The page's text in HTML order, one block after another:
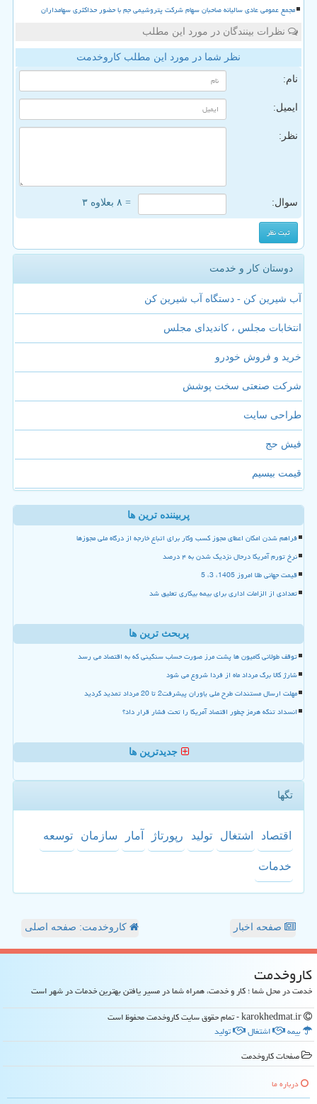
مجمع عمومی عادی سالیانه صاحبان سهام شرکت پتروشیمی جم با حضور حداکثری سهامداران
نظرات بینندگان در مورد این مطلب
نظر شما در مورد این مطلب کاروخدمت
نام:
ایمیل:
نظر:
سوال: = ۸ بعلاوه ۳
دوستان کار و خدمت
آب شیرین کن - دستگاه آب شیرین کن
انتخابات مجلس ، کاندیدای مجلس
خرید و فروش خودرو
شرکت صنعتی سخت پوشش
طراحی سایت
فیش حج
قیمت بیسیم
پربیننده ترین ها
فراهم شدن امکان اعطای مجوز کسب وکار برای اتباع خارجه از درگاه ملی مجوزها
نرخ تورم آمریکا درحال نزدیک شدن به ۴ درصد
قیمت جهانی طلا امروز 1405، 3، 5
تعدادی از الزامات اداری برای بیمه بیکاری تعلیق شد
پربحث ترین ها
توقف طولانی کامیون ها پشت مرز صورت حساب سنگینی که به اقتصاد می رسد
شارژ کالا برگ مرداد ماه از فردا شروع می شود
مهلت ارسال مستندات طرح ملی یاوران پیشرفت2 تا 20 مرداد تمدید گردید
انسداد تنگه هرمز چطور اقتصاد آمریکا را تحت فشار قرار داد؟
جدیدترین ها
تگها
اقتصاد اشتغال تولید رپورتاژ آمار سازمان توسعه
خدمات
صفحه اخبار کاروخدمت: صفحه اصلی
كاروخدمت
خدمت در محل شما ؛ کار و خدمت، همراه شما در مسیر یافتن بهترین خدمات در شهر است
بیمه
اشتغال
تولید
صفحات كاروخدمت
درباره ما